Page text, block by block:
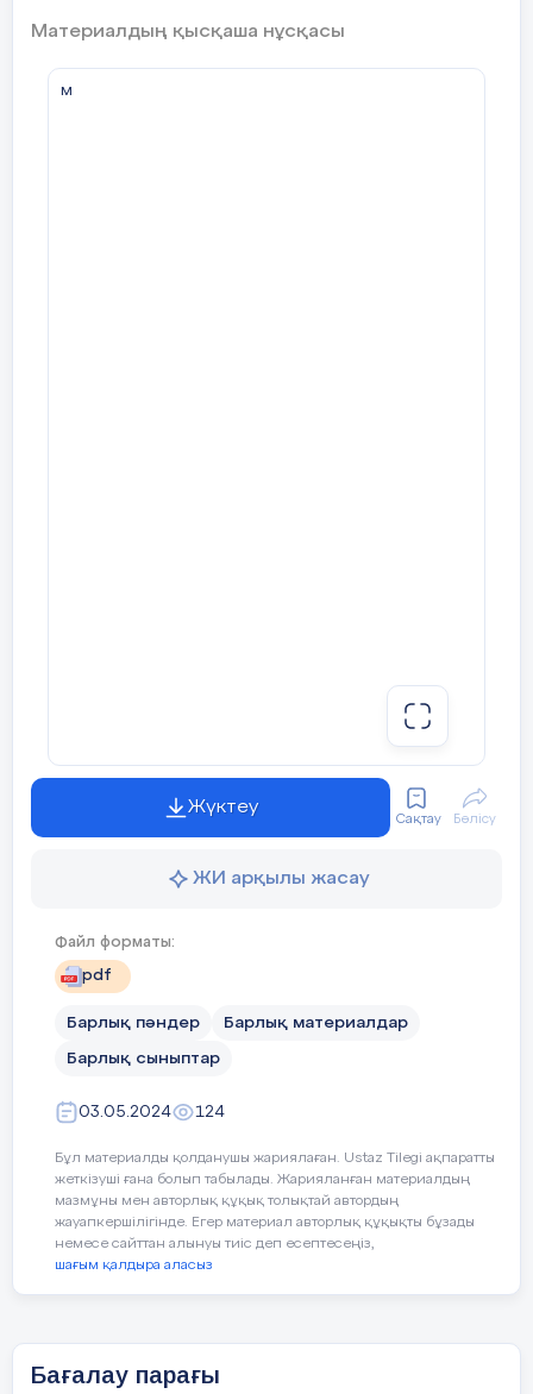
Материалдың қысқаша нұсқасы
м
Жүктеу
Сақтау Бөлісу
ЖИ арқылы жасау
Файл форматы:
pdf
Барлық пәндер Барлық материалдар
Барлық сыныптар
03.05.2024 124
Бұл материалды қолданушы жариялаған. Ustaz Tilegi ақпаратты
жеткізуші ғана болып табылады. Жарияланған материалдың
мазмұны мен авторлық құқық толықтай автордың
жауапкершілігінде. Егер материал авторлық құқықты бұзады
немесе сайттан алынуы тиіс деп есептесеңіз,
шағым қалдыра аласыз
Бағалау парағы